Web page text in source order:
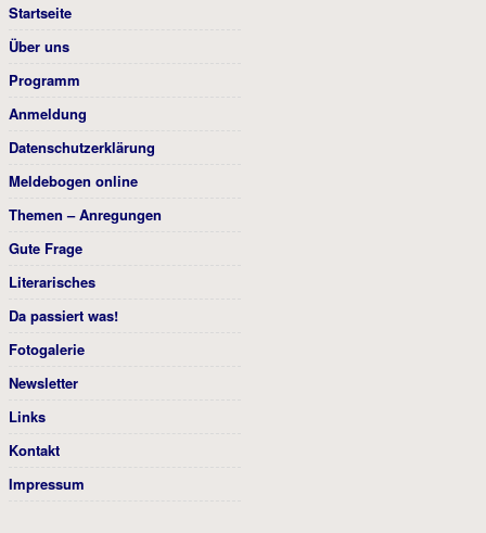
Startseite
Über uns
Programm
Anmeldung
Datenschutzerklärung
Meldebogen online
Themen – Anregungen
Gute Frage
Literarisches
Da passiert was!
Fotogalerie
Newsletter
Links
Kontakt
Impressum